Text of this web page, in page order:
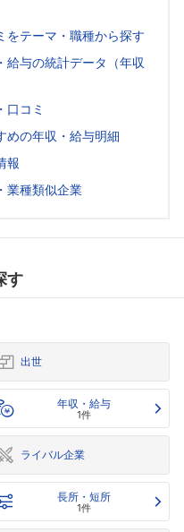
をテーマ・職種から探す
給与の統計データ（年収
口コミ
めの年収・給与明細
報
業種類似企業
す
出世
年収・給与
1件
ライバル企業
長所・短所
1件